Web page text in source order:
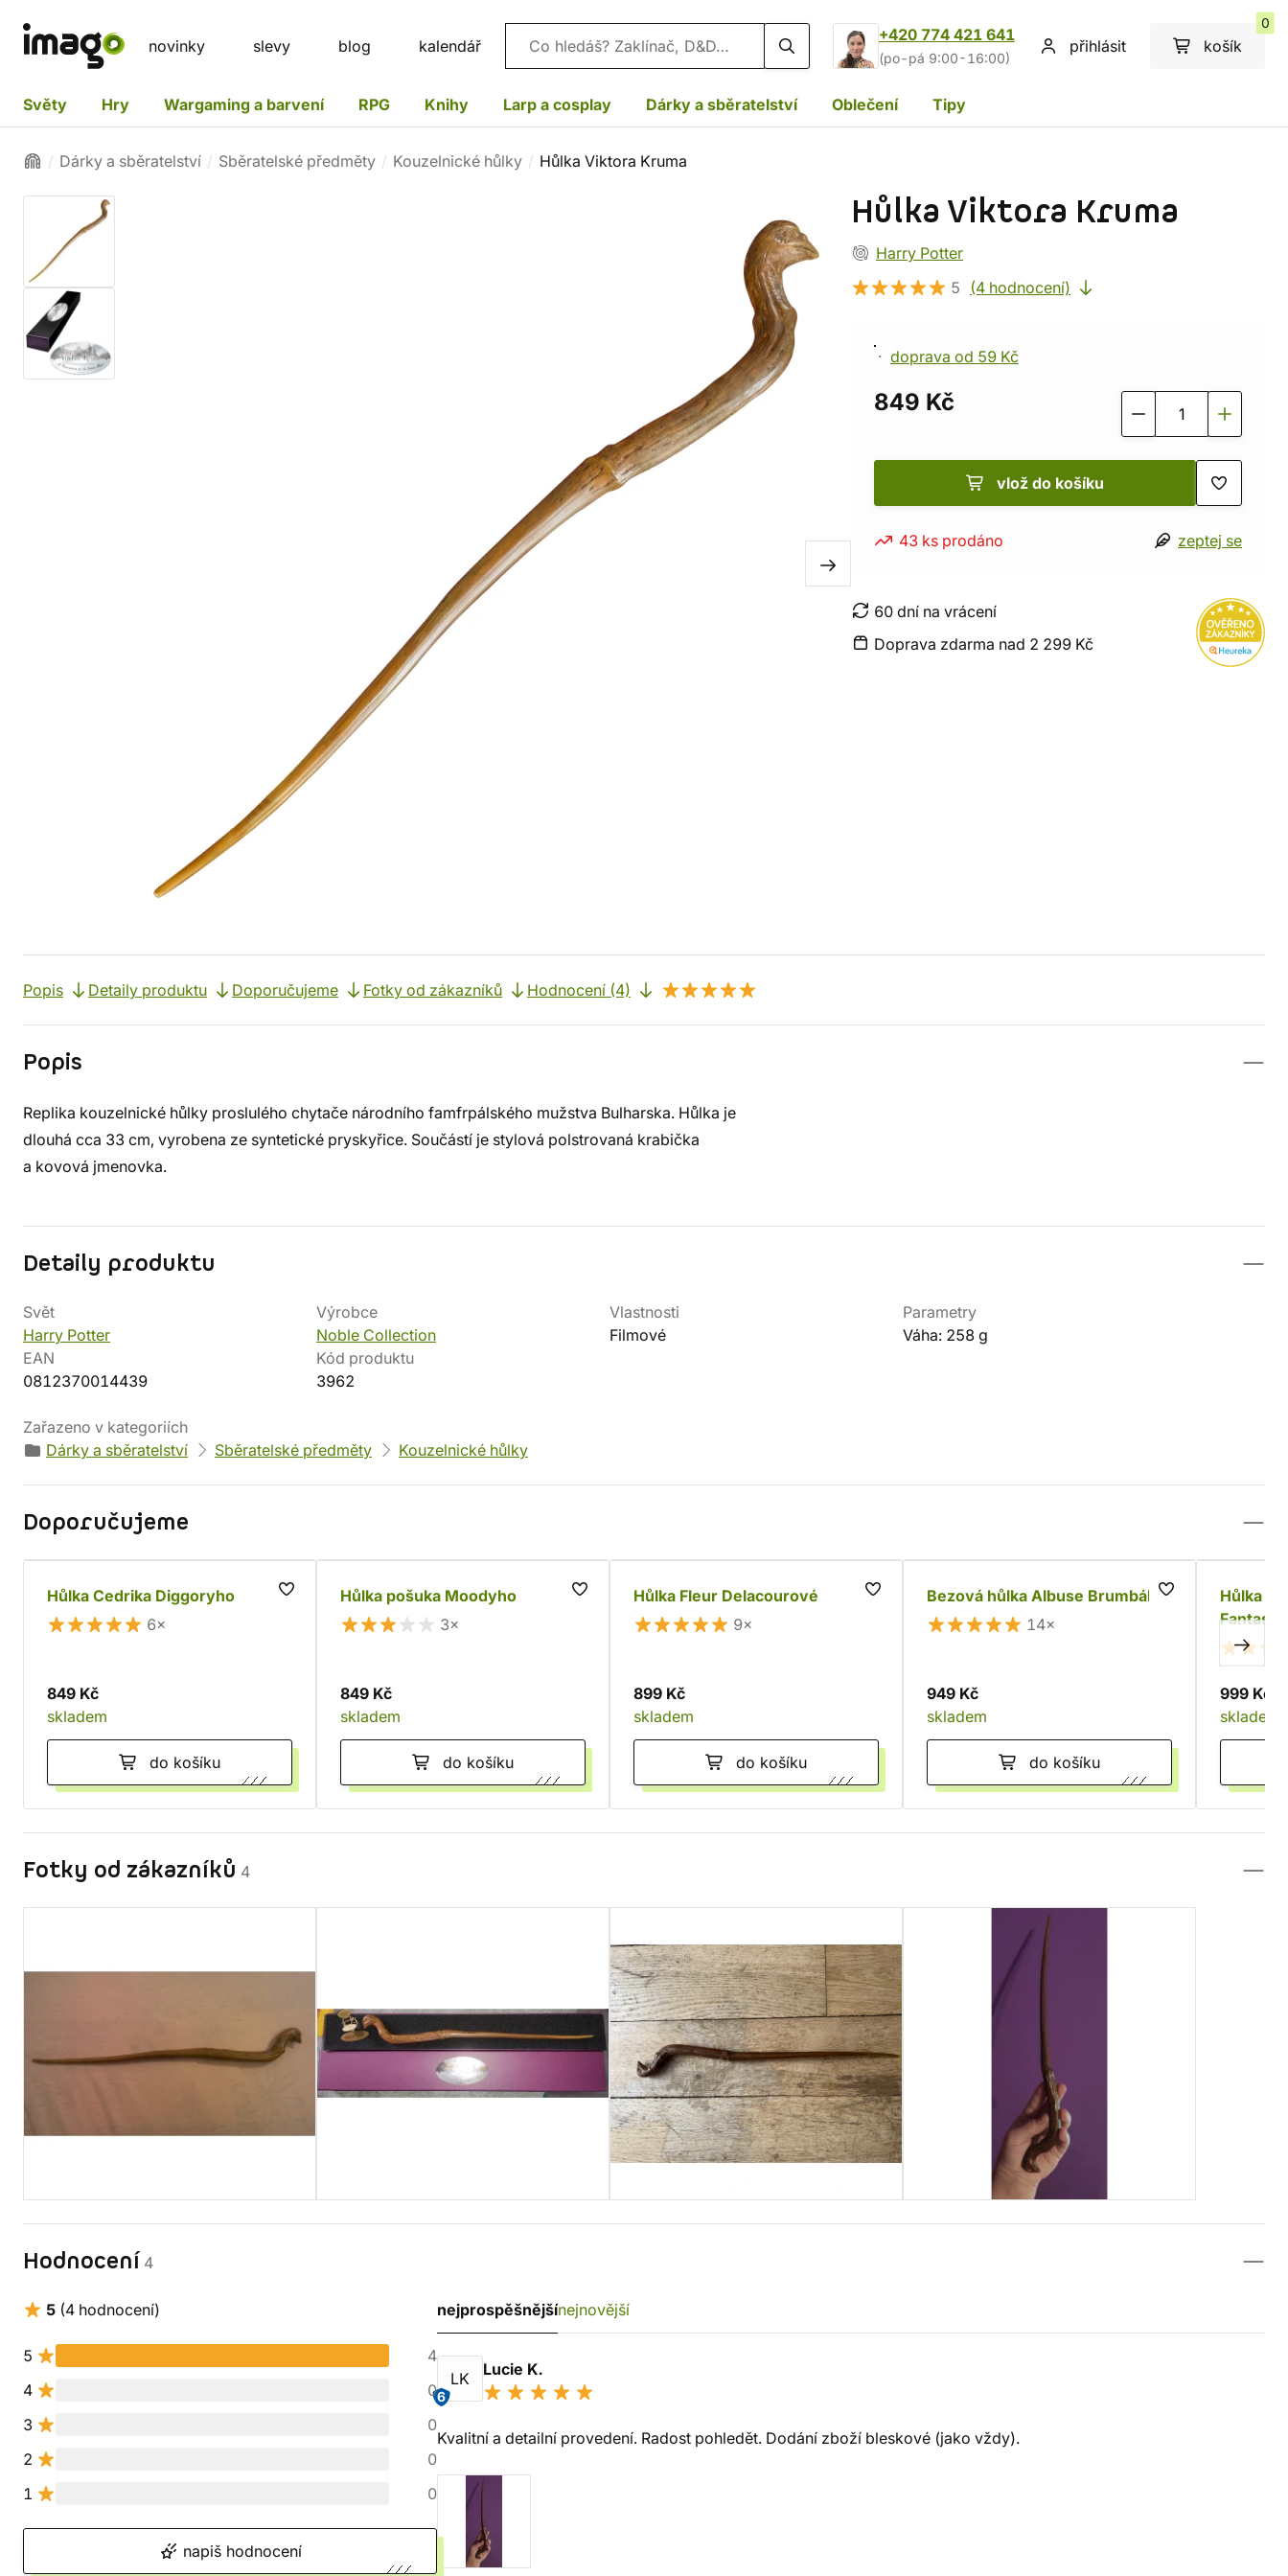
novinky slevy blog kalendář Vyhledávání
+420 774 421 641
(po-pá 9:00-16:00)
přihlásit košík
0
Světy Hry Wargaming a barvení RPG Knihy Larp a cosplay Dárky a sběratelství Oblečení Tipy
Dárky a sběratelství Sběratelské předměty Kouzelnické hůlky Hůlka Viktora Kruma
Hůlka Viktora Kruma
Harry Potter
5
(4 hodnocení)
doprava od 59 Kč
849 Kč
vlož do košíku
43 ks prodáno zeptej se
60 dní na vrácení
Doprava zdarma nad 2 299 Kč
Popis Detaily produktu Doporučujeme Fotky od zákazníků Hodnocení (4)
Popis
Replika kouzelnické hůlky proslulého chytače národního famfrpálského mužstva Bulharska. Hůlka je
dlouhá cca 33 cm, vyrobena ze syntetické pryskyřice. Součástí je stylová polstrovaná krabička
a kovová jmenovka.
Detaily produktu
Svět
Harry Potter
Výrobce
Noble Collection
Vlastnosti
Filmové
Parametry
Váha: 258 g
EAN
0812370014439
Kód produktu
3962
Zařazeno v kategoriích
Dárky a sběratelství
Sběratelské předměty Kouzelnické hůlky
Doporučujeme
Hůlka Cedrika Diggoryho
6×
849 Kč
skladem
do košíku
Hůlka pošuka Moodyho
3×
849 Kč
skladem
do košíku
Hůlka Fleur Delacourové
9×
899 Kč
skladem
do košíku
Bezová hůlka Albuse Brumbála
14×
949 Kč
skladem
do košíku
Hůlka
999 Kč
skladem
Fotky od zákazníků 4
Hodnocení 4
5 (4 hodnocení)
5
4
4
0
3
0
2
0
1
0
napiš hodnocení
nejprospěšnějšínejnovější
LK
6
Lucie K.
Kvalitní a detailní provedení. Radost pohledět. Dodání zboží bleskové (jako vždy).